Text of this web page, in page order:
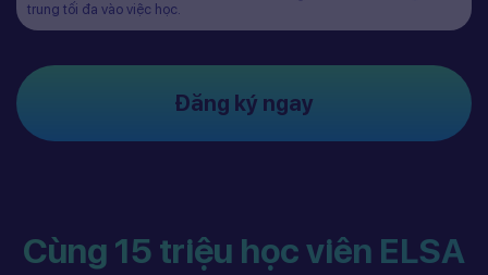
trung tối đa vào việc học.
Đăng ký ngay
Cùng 15 triệu học viên ELSA